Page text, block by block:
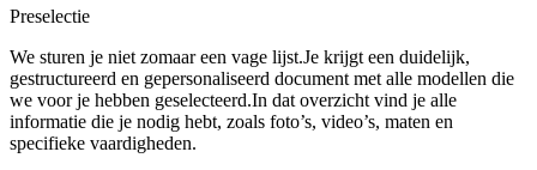
Preselectie
We sturen je niet zomaar een vage lijst.Je krijgt een duidelijk,
gestructureerd en gepersonaliseerd document met alle modellen die
we voor je hebben geselecteerd.In dat overzicht vind je alle
informatie die je nodig hebt, zoals foto’s, video’s, maten en
specifieke vaardigheden.